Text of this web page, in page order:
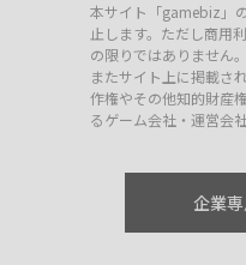
本サイト「gamebiz」
止します。ただし商用
の限りではありません。
またサイト上に掲載さ
作権やその他知的財産
るゲーム会社・運営会
企業